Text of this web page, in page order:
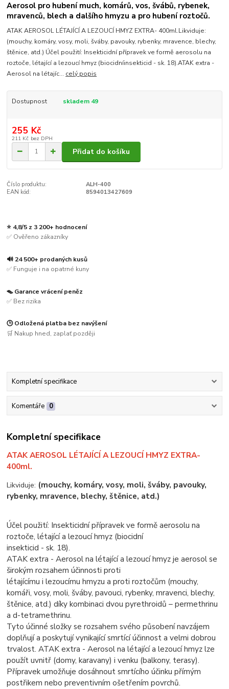
Aerosol pro hubení much, komárů, vos, švábů, rybenek,
mravenců, blech a dalšího hmyzu a pro hubení roztočů.
ATAK AEROSOL LÉTAJÍCÍ A LEZOUCÍ HMYZ EXTRA- 400ml.Likviduje:
(mouchy, komáry, vosy, moli, šváby, pavouky, rybenky, mravence, blechy,
štěnice, atd.) Účel použití: Insekticidní přípravek ve formě aerosolu na
roztoče, létající a lezoucí hmyz (biocidníinsekticid - sk. 18).ATAK extra -
Aerosol na létajíc... celý popis
Dostupnost skladem 49
255 Kč
211 Kč bez DPH
Přidat do košíku
Číslo produktu:
ALH-400
EAN kód:
8594013427609
⭐ 4,8/5 z 3 200+ hodnocení
✅ Ověřeno zákazníky
🔊 24 500+ prodaných kusů
✅ Funguje i na opatrné kuny
🪤 Garance vrácení peněz
✅ Bez rizika
🕒 Odložená platba bez navýšení
🛒 Nakup hned, zaplať později
Kompletní specifikace
Komentáře 0
Kompletní specifikace
ATAK AEROSOL LÉTAJÍCÍ A LEZOUCÍ HMYZ EXTRA-
400ml.
Likviduje: (mouchy, komáry, vosy, moli, šváby, pavouky,
rybenky, mravence, blechy, štěnice, atd.)
Účel použití: Insekticidní přípravek ve formě aerosolu na
roztoče, létající a lezoucí hmyz (biocidní
insekticid - sk. 18).
ATAK extra - Aerosol na létající a lezoucí hmyz je aerosol se
širokým rozsahem účinnosti proti
létajícímu i lezoucímu hmyzu a proti roztočům (mouchy,
komáři, vosy, moli, šváby, pavouci, rybenky,mravenci, blechy,
štěnice, atd.) díky kombinaci dvou pyrethroidů – permethrinu
a d-tetramethrinu.
Tyto účinné složky se rozsahem svého působení navzájem
doplňují a poskytují vynikající smrtícíúčinnost a velmi dobrou
trvalost. ATAK extra - Aerosol na létající a lezoucí hmyz lze
použít uvnitř (domy, karavany) i venku (balkony, terasy).
Přípravek umožňuje dosáhnout smrtícího účinku přímým
postřikem nebo preventivním ošetřením povrchů.